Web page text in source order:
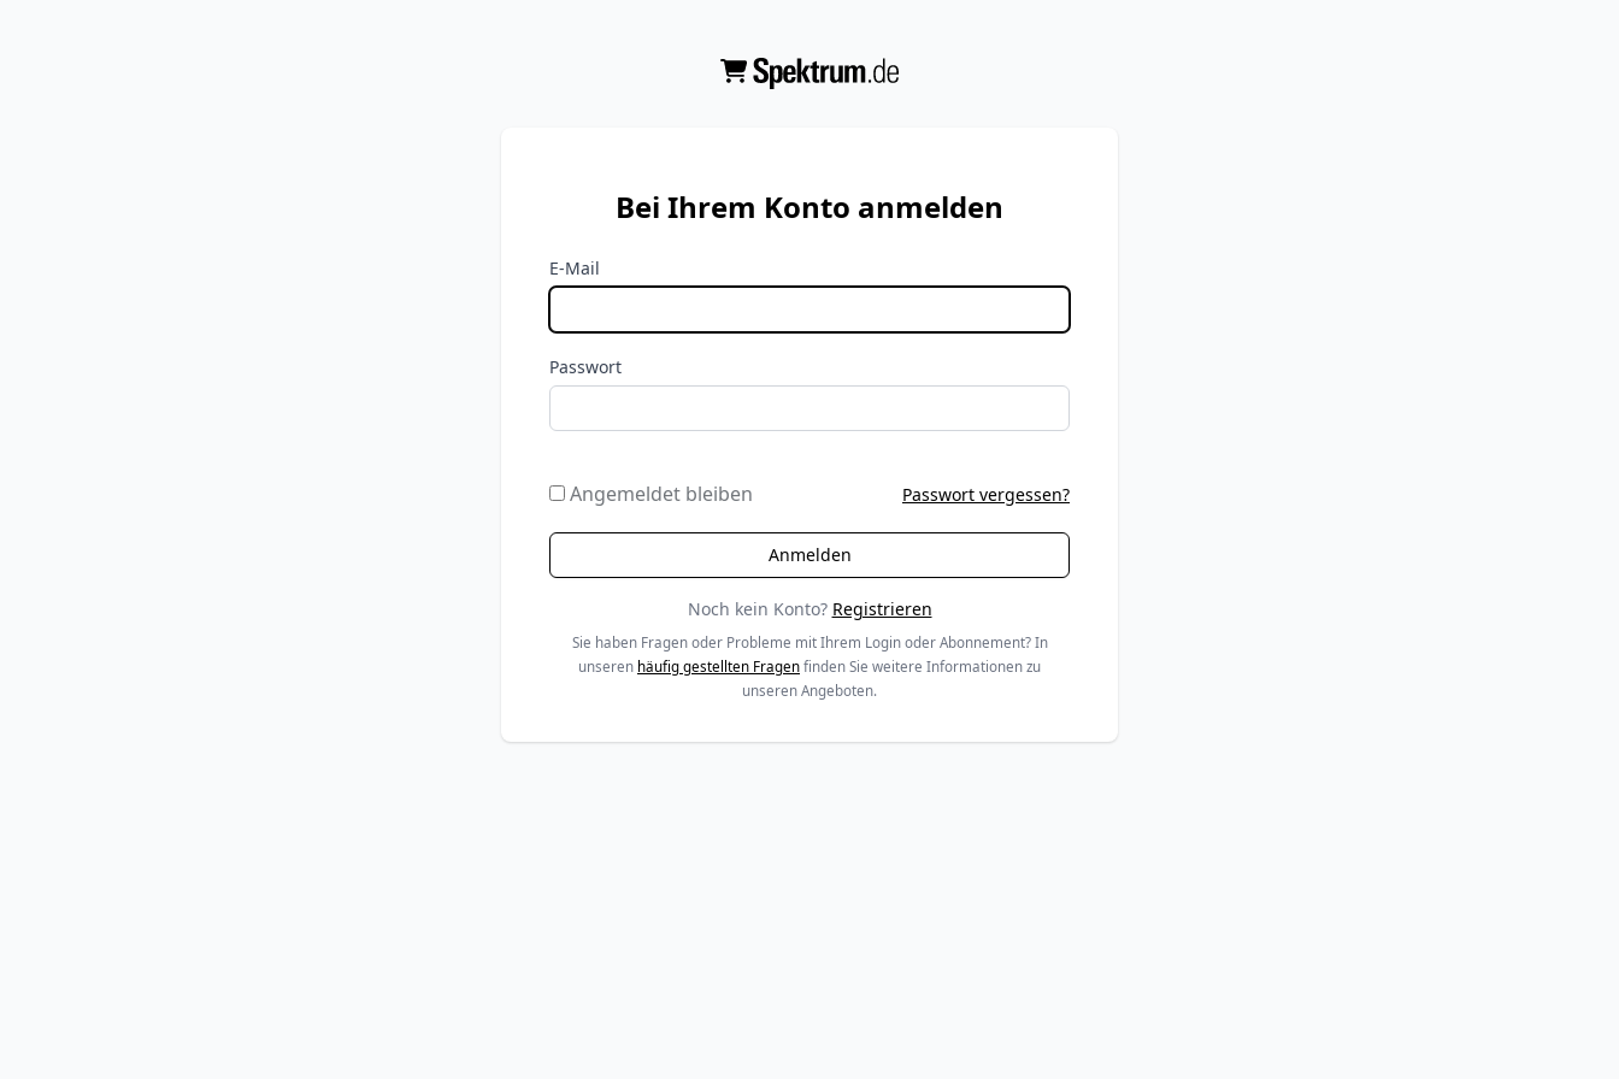
Bei Ihrem Konto anmelden
E-Mail
Passwort
Angemeldet bleiben Passwort vergessen?
Noch kein Konto? Registrieren
Sie haben Fragen oder Probleme mit Ihrem Login oder Abonnement? In
unseren häufig gestellten Fragen finden Sie weitere Informationen zu
unseren Angeboten.